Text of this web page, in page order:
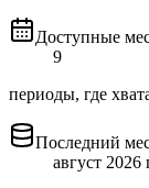
Доступные
9
периоды, где
Последний
август 2026